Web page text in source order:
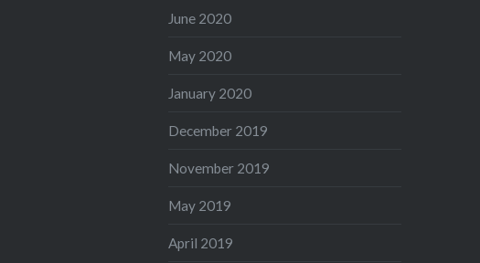
June 2020
May 2020
January 2020
December 2019
November 2019
May 2019
April 2019